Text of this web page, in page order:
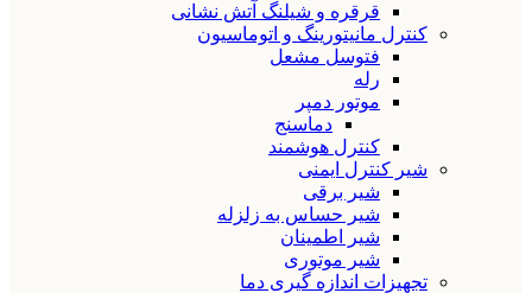
قرقره و شیلنگ آتش نشانی
کنترل مانیتورینگ و اتوماسیون
فتوسل مشعل
رله
موتور دمپر
دماسنج
کنترل هوشمند
شیر کنترل ایمنی
شیر برقی
شیر حساس به زلزله
شیر اطمینان
شیر موتوری
تجهیزات اندازه گیری دما